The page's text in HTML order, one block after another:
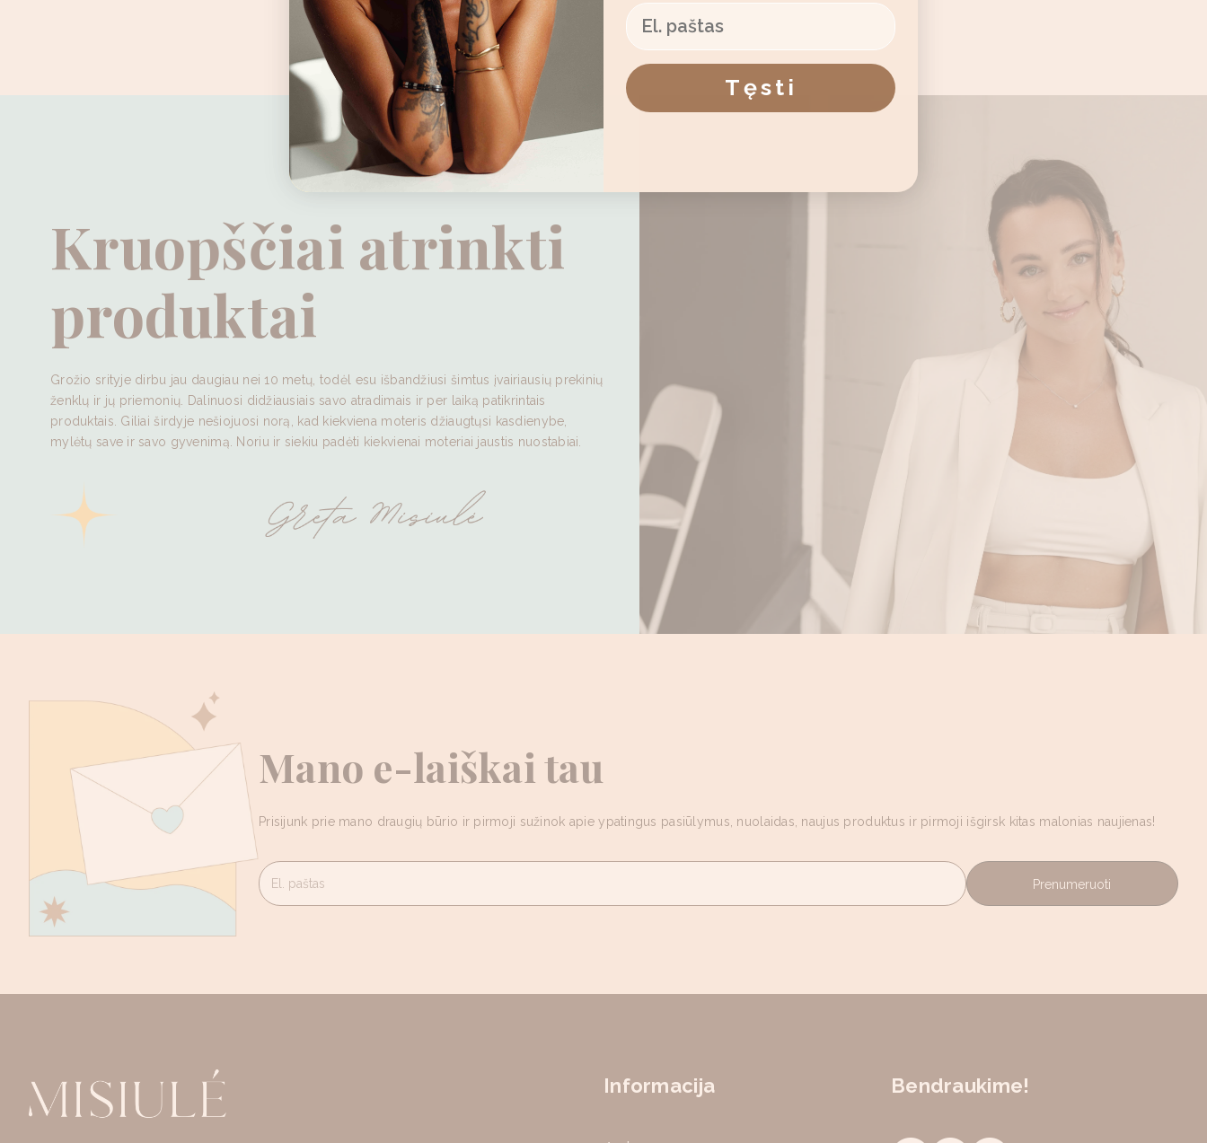
Kruopščiai atrinkti
produktai
Grožio srityje dirbu jau daugiau nei 10 metų, todėl esu išbandžiusi šimtus įvairiausių prekinių
ženklų ir jų priemonių. Dalinuosi didžiausiais savo atradimais ir per laiką patikrintais
produktais. Giliai širdyje nešiojuosi norą, kad kiekviena moteris džiaugtųsi kasdienybe,
mylėtų save ir savo gyvenimą. Noriu ir siekiu padėti kiekvienai moteriai jaustis nuostabiai.
Mano e-laiškai tau
Prisijunk prie mano draugių būrio ir pirmoji sužinok apie ypatingus pasiūlymus, nuolaidas, naujus produktus ir pirmoji išgirsk kitas malonias naujienas!
El. paštas
Prenumeruoti
Informacija Bendraukime!
El. paštas
Tęsti